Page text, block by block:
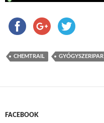
CHEMTRAIL GYÓGYSZERIPAR
FACEBOOK